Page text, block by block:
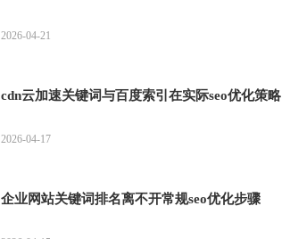
2026-04-21
cdn云加速关键词与百度索引在实际seo优化策略
2026-04-17
企业网站关键词排名离不开常规seo优化步骤